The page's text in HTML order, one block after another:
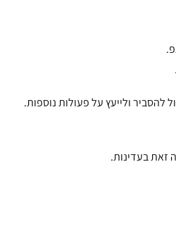
ולייעץ על פעולות נוספות.
זאת בעדינות.